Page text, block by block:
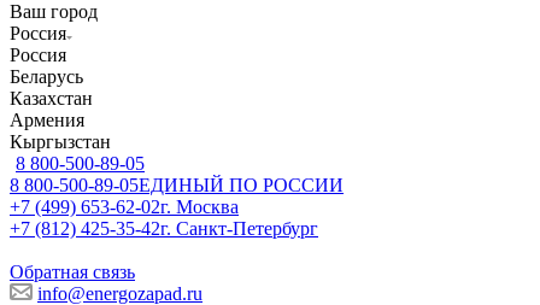
Ваш город
Россия
Россия
Беларусь
Казахстан
Армения
Кыргызстан
8 800-500-89-05
8 800-500-89-05ЕДИНЫЙ ПО РОССИИ
+7 (499) 653-62-02г. Москва
+7 (812) 425-35-42г. Санкт-Петербург
Обратная связь
info@energozapad.ru